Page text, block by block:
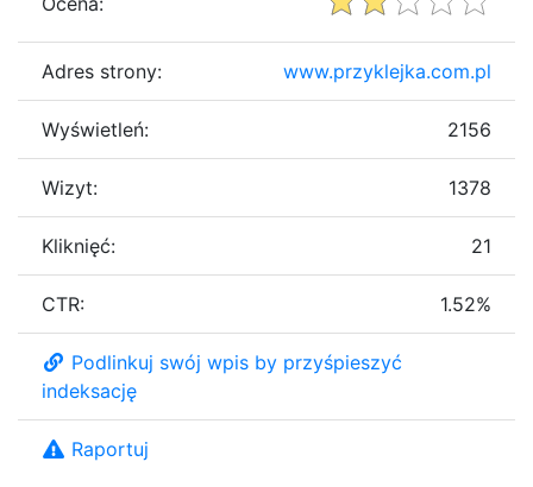
Adres strony: www.przyklejka.com.pl
Wyświetleń: 2156
Wizyt: 1378
Kliknięć: 21
CTR: 1.52%
Podlinkuj swój wpis by przyśpieszyć
indeksację
Raportuj